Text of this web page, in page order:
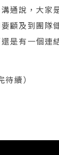
通說，大家
顧及到團隊
是有一個連
續）